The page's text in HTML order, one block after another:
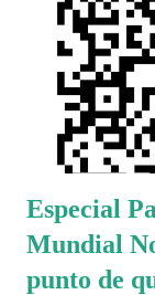
Especial
Mundial
punto de